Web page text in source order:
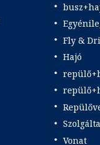
Fly &
Hajó
Vonat